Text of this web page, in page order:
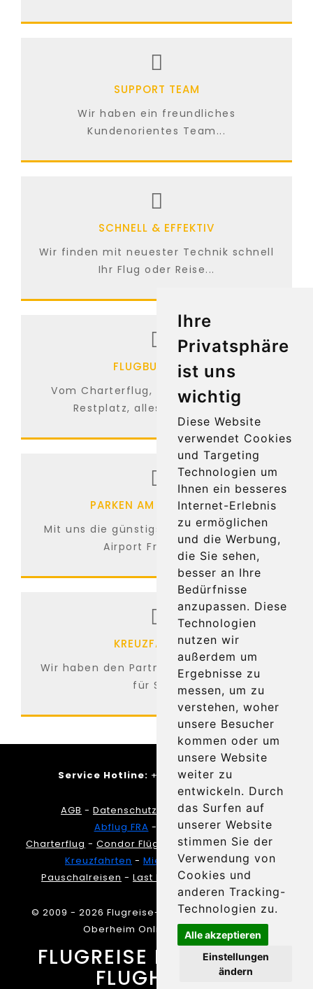
Ihre
Privatsphäre
ist uns
wichtig
Diese Website
verwendet Cookies
und Targeting
Technologien um
Ihnen ein besseres
Internet-Erlebnis
zu ermöglichen
und die Werbung,
die Sie sehen,
besser an Ihre
Bedürfnisse
anzupassen. Diese
Technologien
nutzen wir
außerdem um
Ergebnisse zu
messen, um zu
verstehen, woher
unsere Besucher
kommen oder um
unsere Website
weiter zu
entwickeln. Durch
das Surfen auf
unserer Website
stimmen Sie der
Verwendung von
Cookies und
anderen Tracking-
Technologien zu.
Alle akzeptieren
Einstellungen
ändern
SUPPORT TEAM
Wir haben ein freundliches
Kundenorientes Team...
SCHNELL & EFFEKTIV
Wir finden mit neuester Technik schnell
Ihr Flug oder Reise...
FLUGBUCHUNG
Vom Charterflug, Linienflug bis zum
Restplatz, alles ist möglich...
PARKEN AM FLUGHAFEN
Mit uns die günstigsten Parkplätze am
Airport Frankfurt...
KREUZFAHRTEN
Wir haben den Partner für Kreuzfahrten
für Sie...
Service Hotline: +49-6109-5054-8110
AGB - Datenschutz
Service Anfrage
Abflug FRA -
Ankunft FRA
Charterflug - Condor Flüge Direktflug -Linienflug
Kreuzfahrten - Mietwagen-Parken
Pauschalreisen - Last Minute Reisen -Hotels
© 2009 - 2026 Flugreise-Frankfurt.de | Design by
Oberheim Online
W3Layouts
FLUGREISE FRANKFURT
FLUGHAFEN